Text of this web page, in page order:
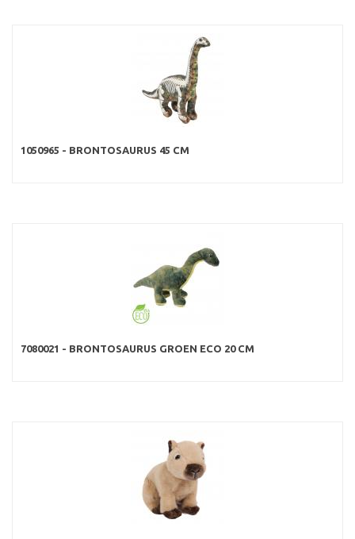
1050965 - BRONTOSAURUS 45 CM
7080021 - BRONTOSAURUS GROEN ECO 20 CM